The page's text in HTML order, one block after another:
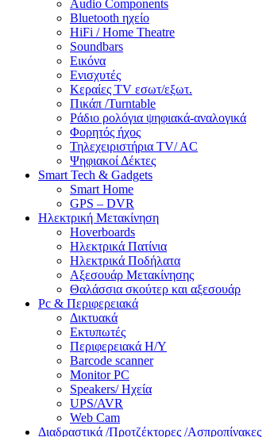
Audio Components
Bluetooth ηχείο
HiFi / Home Theatre
Soundbars
Εικόνα
Ενισχυτές
Κεραίες TV εσωτ/εξωτ.
Πικάπ /Turntable
Ράδιο ρολόγια ψηφιακά-αναλογικά
Φορητός ήχος
Τηλεχειριστήρια TV/ AC
Ψηφιακοί Δέκτες
Smart Tech & Gadgets
Smart Home
GPS – DVR
Ηλεκτρική Μετακίνηση
Hoverboards
Ηλεκτρικά Πατίνια
Ηλεκτρικά Ποδήλατα
Αξεσουάρ Μετακίνησης
Θαλάσσια σκούτερ και αξεσουάρ
Pc & Περιφερειακά
Δικτυακά
Εκτυπωτές
Περιφερειακά Η/Υ
Barcode scanner
Monitor PC
Speakers/ Ηχεία
UPS/AVR
Web Cam
Διαδραστικά /Προτζέκτορες /Ασπροπίνακες